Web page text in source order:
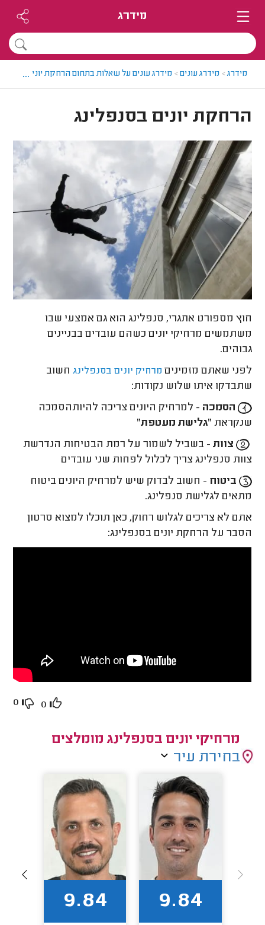
מידרג
מידרג> מידרג עונים> מידרג עונים על שאלות בתחום הרחקת יונים >...
הרחקת יונים בסנפלינג
חוץ מספורט אתגרי, סנפלינג הוא גם אמצעי שבו
משתמשים מרחיקי יונים כשהם עובדים בבניינים
גבוהים.
לפני שאתם מזמינים מרחיק יונים בסנפלינג חשוב
שתבדקו איתו שלוש נקודות:
הסמכה - למרחיק היונים צריכה להיותהסמכה
שנקראת "גלישת מעטפת"
צוות - בשביל לשמור על רמת הבטיחות הנדרשת
צוות סנפלינג צריך לכלול לפחות שני עובדים
ביטוח - חשוב לבדוק שיש למרחיק היונים ביטוח
מתאים לגלישת סנפלינג.
אתם לא צריכים לגלוש רחוק, כאן תוכלו למצוא סרטון
הסבר על הרחקת יונים בסנפלינג:
0
0
מרחיקי יונים בסנפלינג מומלצים
בחירת עיר
9.84
9.84